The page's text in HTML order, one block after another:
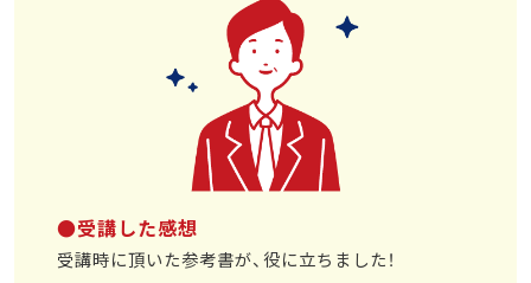
●受講した感想
受講時に頂いた参考書が、役に立ちました！